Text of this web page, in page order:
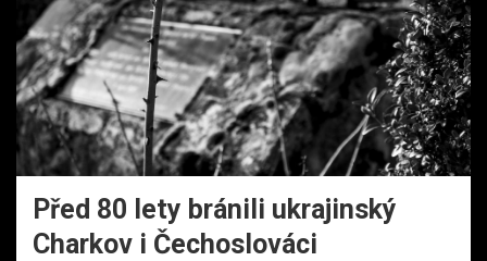
Před 80 lety bránili ukrajinský
Charkov i Čechoslováci